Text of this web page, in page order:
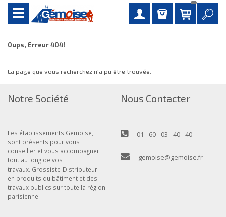
Oups, Erreur 404!
La page que vous recherchez n'a pu être trouvée.
Notre Société
Les établissements Gemoise,
sont présents pour vous
conseiller et vous accompagner
tout au long de vos
travaux. Grossiste-Distributeur
en produits du bâtiment et des
travaux publics sur toute la région
parisienne
Nous Contacter
01 - 60 - 03 - 40 - 40
gemoise@gemoise.fr